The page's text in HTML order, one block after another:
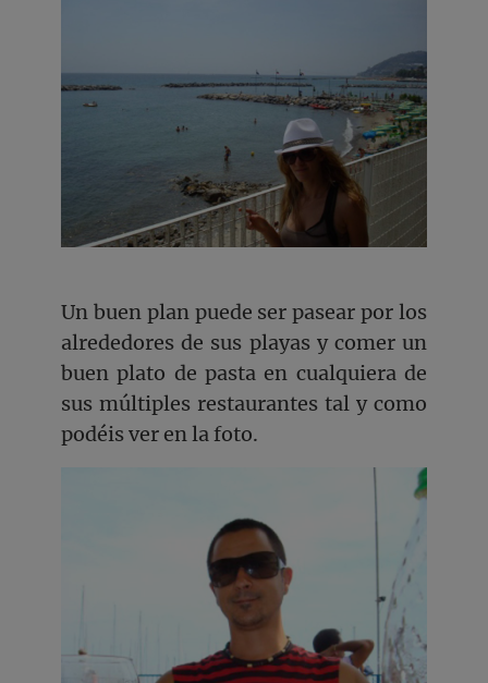
Un buen plan puede ser pasear por los
alrededores de sus playas y comer un
buen plato de pasta en cualquiera de
sus múltiples restaurantes tal y como
podéis ver en la foto.